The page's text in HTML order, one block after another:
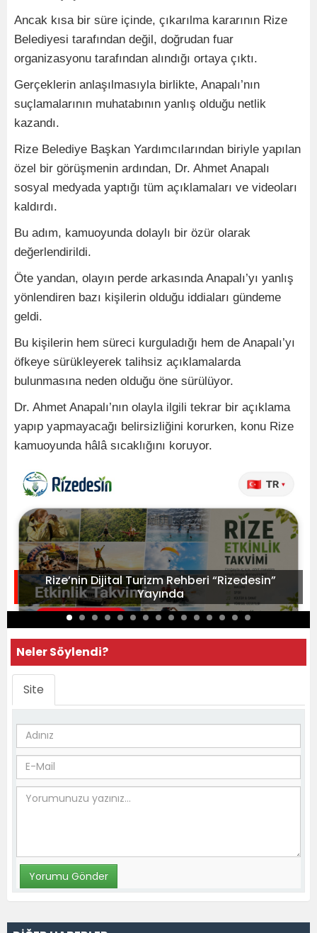
Ancak kısa bir süre içinde, çıkarılma kararının Rize
Belediyesi tarafından değil, doğrudan fuar
organizasyonu tarafından alındığı ortaya çıktı.
Gerçeklerin anlaşılmasıyla birlikte, Anapalı’nın
suçlamalarının muhatabının yanlış olduğu netlik
kazandı.
Rize Belediye Başkan Yardımcılarından biriyle yapılan
özel bir görüşmenin ardından, Dr. Ahmet Anapalı
sosyal medyada yaptığı tüm açıklamaları ve videoları
kaldırdı.
Bu adım, kamuoyunda dolaylı bir özür olarak
değerlendirildi.
Öte yandan, olayın perde arkasında Anapalı’yı yanlış
yönlendiren bazı kişilerin olduğu iddiaları gündeme
geldi.
Bu kişilerin hem süreci kurguladığı hem de Anapalı’yı
öfkeye sürükleyerek talihsiz açıklamalarda
bulunmasına neden olduğu öne sürülüyor.
Dr. Ahmet Anapalı’nın olayla ilgili tekrar bir açıklama
yapıp yapmayacağı belirsizliğini korurken, konu Rize
kamuoyunda hâlâ sıcaklığını koruyor.
Rize’nin Dijital Turizm Rehberi “Rizedesin”
Yayında
Neler Söylendi?
Site